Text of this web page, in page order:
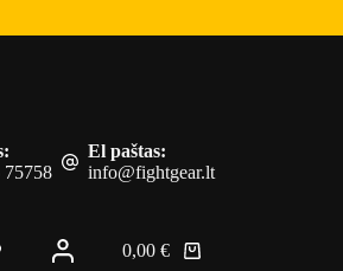
75758
El paštas:
info@fightgear.lt
Shopping
0,00€